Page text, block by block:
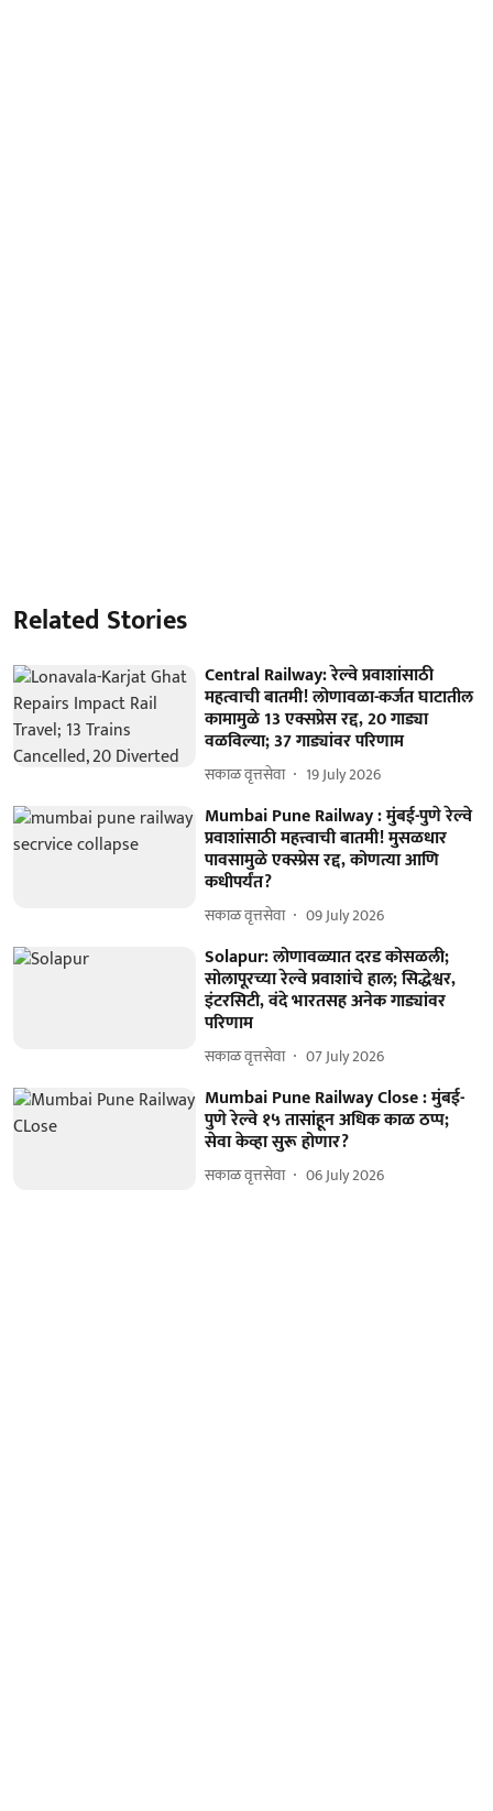
Related Stories
Central Railway: रेल्वे प्रवाशांसाठी
महत्वाची बातमी! लोणावळा-कर्जत घाटातील
कामामुळे 13 एक्सप्रेस रद्द, 20 गाड्या
वळविल्या; 37 गाड्यांवर परिणाम
सकाळ वृत्तसेवा 19 July 2026
Mumbai Pune Railway : मुंबई-पुणे रेल्वे
प्रवाशांसाठी महत्त्वाची बातमी! मुसळधार
पावसामुळे एक्स्प्रेस रद्द, कोणत्या आणि
कधीपर्यंत?
सकाळ वृत्तसेवा 09 July 2026
Solapur: लोणावळ्यात दरड कोसळली;
सोलापूरच्या रेल्वे प्रवाशांचे हाल; सिद्धेश्वर,
इंटरसिटी, वंदे भारतसह अनेक गाड्यांवर
परिणाम
सकाळ वृत्तसेवा 07 July 2026
Mumbai Pune Railway Close : मुंबई-
पुणे रेल्वे १५ तासांहून अधिक काळ ठप्प;
सेवा केव्हा सुरू होणार?
सकाळ वृत्तसेवा 06 July 2026